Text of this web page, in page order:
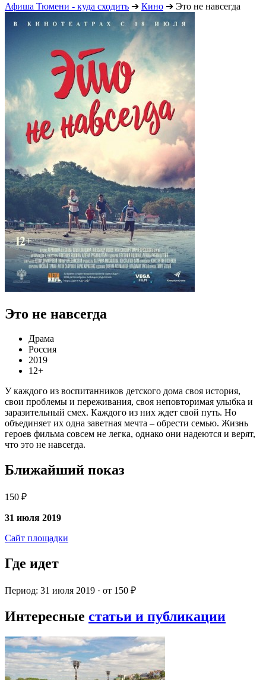
Афиша Тюмени - куда сходить ➔ Кино ➔ Это не навсегда
Это не навсегда
Драма
Россия
2019
12+
У каждого из воспитанников детского дома своя история,
свои проблемы и переживания, своя неповторимая улыбка и
заразительный смех. Каждого из них ждет свой путь. Но
объединяет их одна заветная мечта – обрести семью. Жизнь
героев фильма совсем не легка, однако они надеются и верят,
что это не навсегда.
Ближайший показ
150 ₽
31 июля 2019
Сайт площадки
Где идет
Период: 31 июля 2019 · от 150 ₽
Интересные статьи и публикации